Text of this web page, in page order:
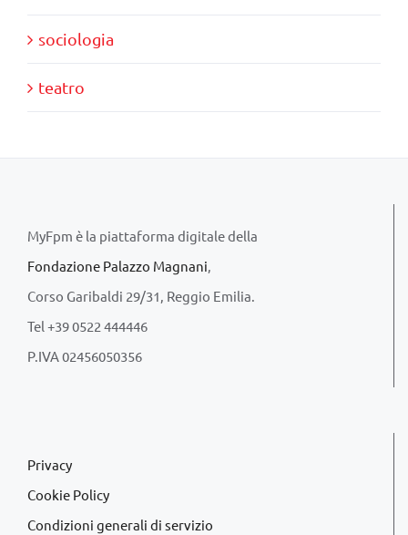
sociologia
teatro
MyFpm è la piattaforma digitale della
Fondazione Palazzo Magnani,
Corso Garibaldi 29/31, Reggio Emilia.
Tel +39 0522 444446
P.IVA 02456050356
Privacy
Cookie Policy
Condizioni generali di servizio